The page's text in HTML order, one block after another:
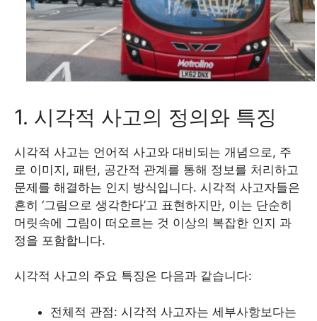
1. 시각적 사고의 정의와 특징
시각적 사고는 언어적 사고와 대비되는 개념으로, 주
로 이미지, 패턴, 공간적 관계를 통해 정보를 처리하고
문제를 해결하는 인지 방식입니다. 시각적 사고자들은
흔히 ‘그림으로 생각한다’고 표현하지만, 이는 단순히
머릿속에 그림이 떠오르는 것 이상의 복잡한 인지 과
정을 포함합니다.
시각적 사고의 주요 특징은 다음과 같습니다:
전체적 관점: 시각적 사고자는 세부사항보다는